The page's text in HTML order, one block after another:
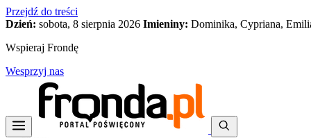
Przejdź do treści
Dzień: sobota, 8 sierpnia 2026 Imieniny: Dominika, Cypriana,
Wspieraj Frondę
Wesprzyj nas